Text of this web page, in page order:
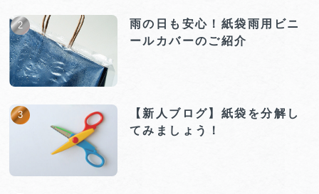
雨の日も安心！紙袋雨用ビニ
ールカバーのご紹介
【新人ブログ】紙袋を分解し
てみましょう！